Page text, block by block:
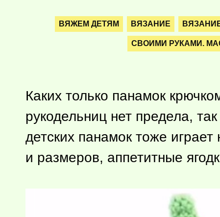
ВЯЖЕМ ДЕТЯМ ВЯЗАНИЕ
СВОИМИ РУКАМИ.
Каких только панамок
рукодельниц нет предела,
детских панамок тоже
и размеров, аппетитные